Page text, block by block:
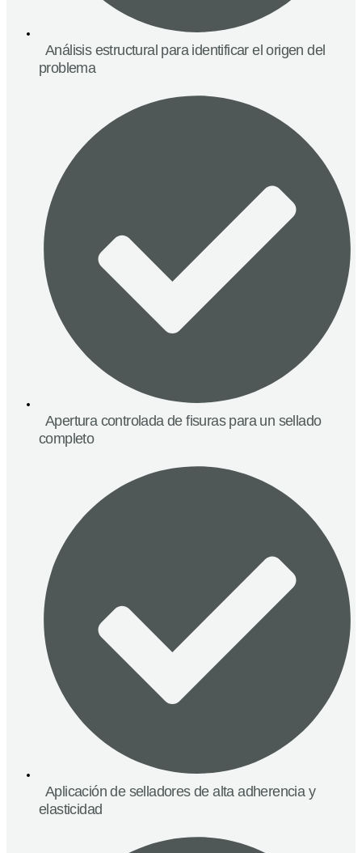
Análisis estructural para identificar el origen del
problema
Apertura controlada de fisuras para un sellado
completo
Aplicación de selladores de alta adherencia y
elasticidad